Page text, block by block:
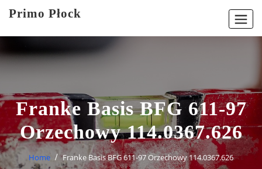
Primo Płock
Franke Basis BFG 611-97
Orzechowy 114.0367.626
Home Franke Basis BFG 611-97 Orzechowy 114.0367.626